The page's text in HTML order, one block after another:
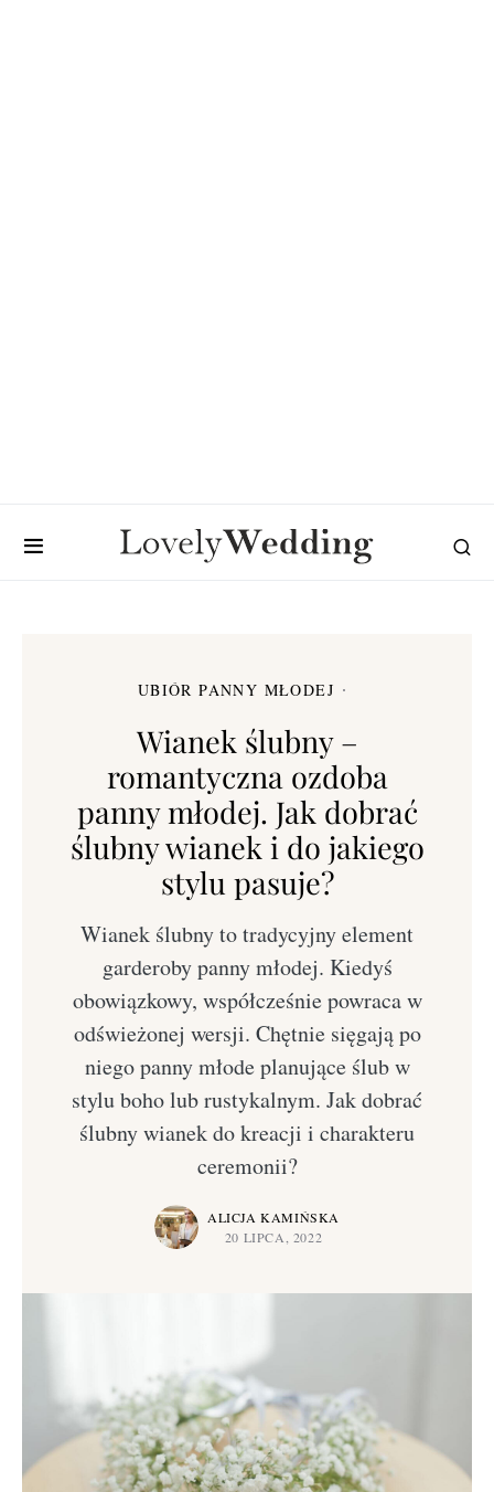
UBIÓR PANNY MŁODEJ
Wianek ślubny –
romantyczna ozdoba
panny młodej. Jak dobrać
ślubny wianek i do jakiego
stylu pasuje?
Wianek ślubny to tradycyjny element
garderoby panny młodej. Kiedyś
obowiązkowy, współcześnie powraca w
odświeżonej wersji. Chętnie sięgają po
niego panny młode planujące ślub w
stylu boho lub rustykalnym. Jak dobrać
ślubny wianek do kreacji i charakteru
ceremonii?
ALICJA KAMIŃSKA
20 LIPCA, 2022